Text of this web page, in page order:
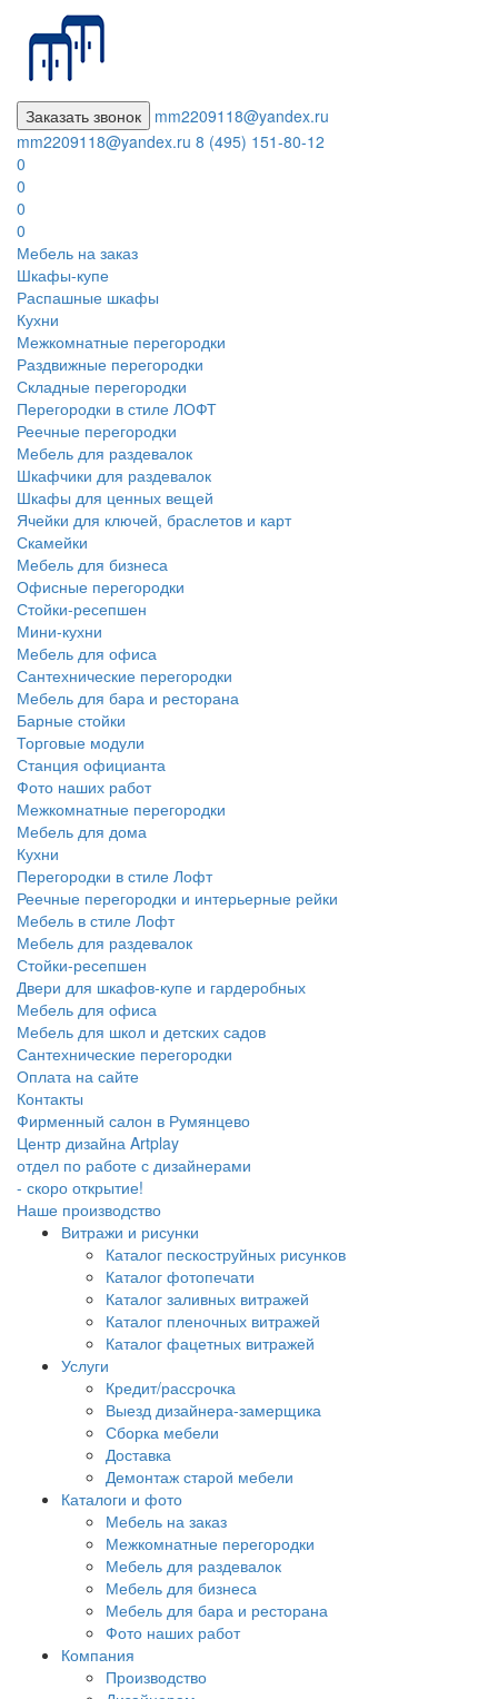
Заказать звонок
mm2209118@yandex.ru
mm2209118@yandex.ru 8 (495) 151-80-12
0
0
0
0
Мебель на заказ
Шкафы-купе
Распашные шкафы
Кухни
Межкомнатные перегородки
Раздвижные перегородки
Складные перегородки
Перегородки в стиле ЛОФТ
Реечные перегородки
Мебель для раздевалок
Шкафчики для раздевалок
Шкафы для ценных вещей
Ячейки для ключей, браслетов и карт
Скамейки
Мебель для бизнеса
Офисные перегородки
Стойки-ресепшен
Мини-кухни
Мебель для офиса
Сантехнические перегородки
Мебель для бара и ресторана
Барные стойки
Торговые модули
Станция официанта
Фото наших работ
Межкомнатные перегородки
Мебель для дома
Кухни
Перегородки в стиле Лофт
Реечные перегородки и интерьерные рейки
Мебель в стиле Лофт
Мебель для раздевалок
Стойки-ресепшен
Двери для шкафов-купе и гардеробных
Мебель для офиса
Мебель для школ и детских садов
Сантехнические перегородки
Оплата на сайте
Контакты
Фирменный салон в Румянцево
Центр дизайна Artplay
отдел по работе с дизайнерами
- скоро открытие!
Наше производство
Витражи и рисунки
Каталог пескоструйных рисунков
Каталог фотопечати
Каталог заливных витражей
Каталог пленочных витражей
Каталог фацетных витражей
Услуги
Кредит/рассрочка
Выезд дизайнера-замерщика
Сборка мебели
Доставка
Демонтаж старой мебели
Каталоги и фото
Мебель на заказ
Межкомнатные перегородки
Мебель для раздевалок
Мебель для бизнеса
Мебель для бара и ресторана
Фото наших работ
Компания
Производство